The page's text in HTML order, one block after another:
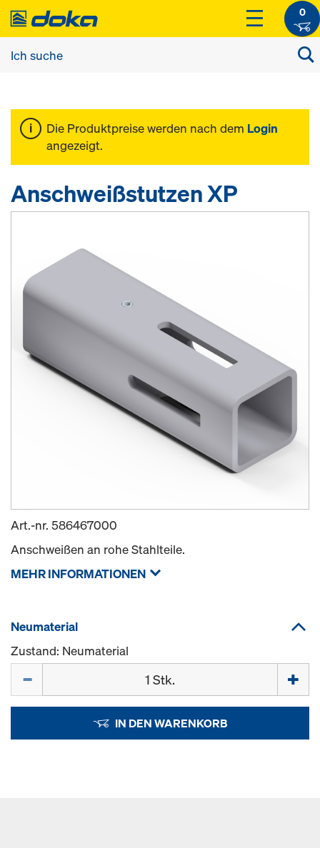
0
Die Produktpreise werden nach dem Login
angezeigt.
Anschweißstutzen XP
Art.-nr. 586467000
Anschweißen an rohe Stahlteile.
MEHR INFORMATIONEN
Neumaterial
Zustand: Neumaterial
IN DEN WARENKORB